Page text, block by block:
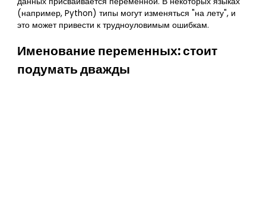
(например, Python) типы могут изменяться "на лету", и
это может привести к трудноуловимым ошибкам.
Именование переменных: стоит
подумать дважды